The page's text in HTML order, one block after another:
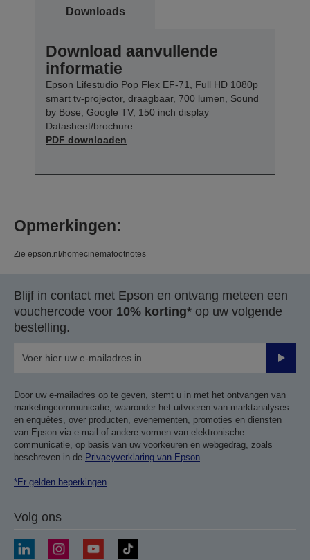
Downloads
Download aanvullende
informatie
Epson Lifestudio Pop Flex EF-71, Full HD 1080p
smart tv-projector, draagbaar, 700 lumen, Sound
by Bose, Google TV, 150 inch display
Datasheet/brochure
PDF downloaden
Opmerkingen:
Zie epson.nl/homecinemafootnotes‭
Blijf in contact met Epson en ontvang meteen een
vouchercode voor 10% korting* op uw volgende
bestelling.
Door uw e-mailadres op te geven, stemt u in met het ontvangen van
marketingcommunicatie, waaronder het uitvoeren van marktanalyses
en enquêtes, over producten, evenementen, promoties en diensten
van Epson via e-mail of andere vormen van elektronische
communicatie, op basis van uw voorkeuren en webgedrag, zoals
beschreven in de Privacyverklaring van Epson.
*Er gelden beperkingen
Volg ons